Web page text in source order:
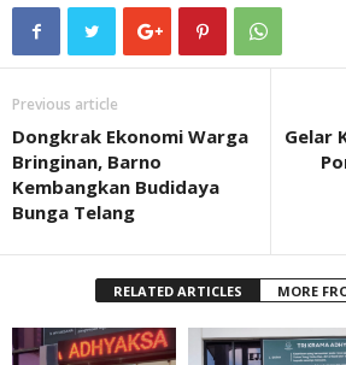
Previous article
Dongkrak Ekonomi Warga
Bringinan, Barno
Kembangkan Budidaya
Bunga Telang
Gelar
RELATED ARTICLES MORE